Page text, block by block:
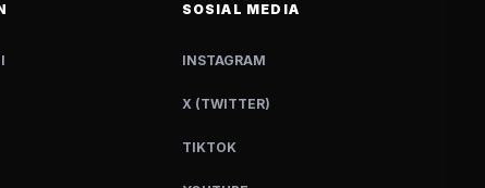
SOSIAL MEDIA
INSTAGRAM
X (TWITTER)
TIKTOK